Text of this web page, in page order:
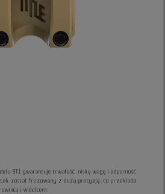
ST1 gwarantuje trwałość, niską wagę i odporność
został frezowany z dużą precyzją, co przekłada
i widelcem.